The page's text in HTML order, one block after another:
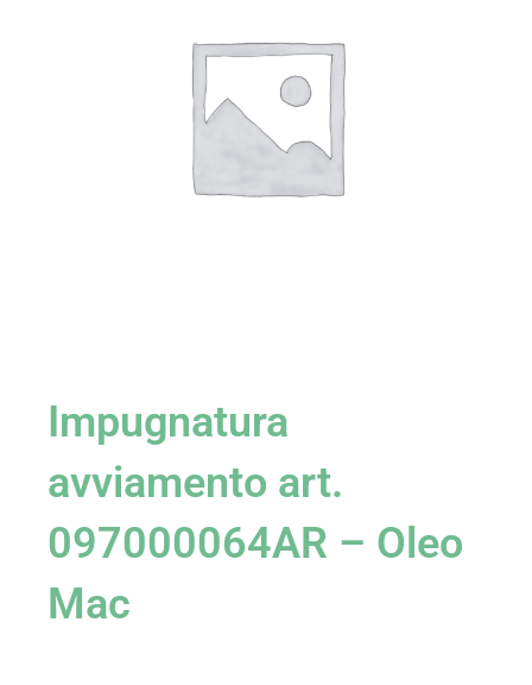
Impugnatura
avviamento art.
097000064AR – Oleo
Mac